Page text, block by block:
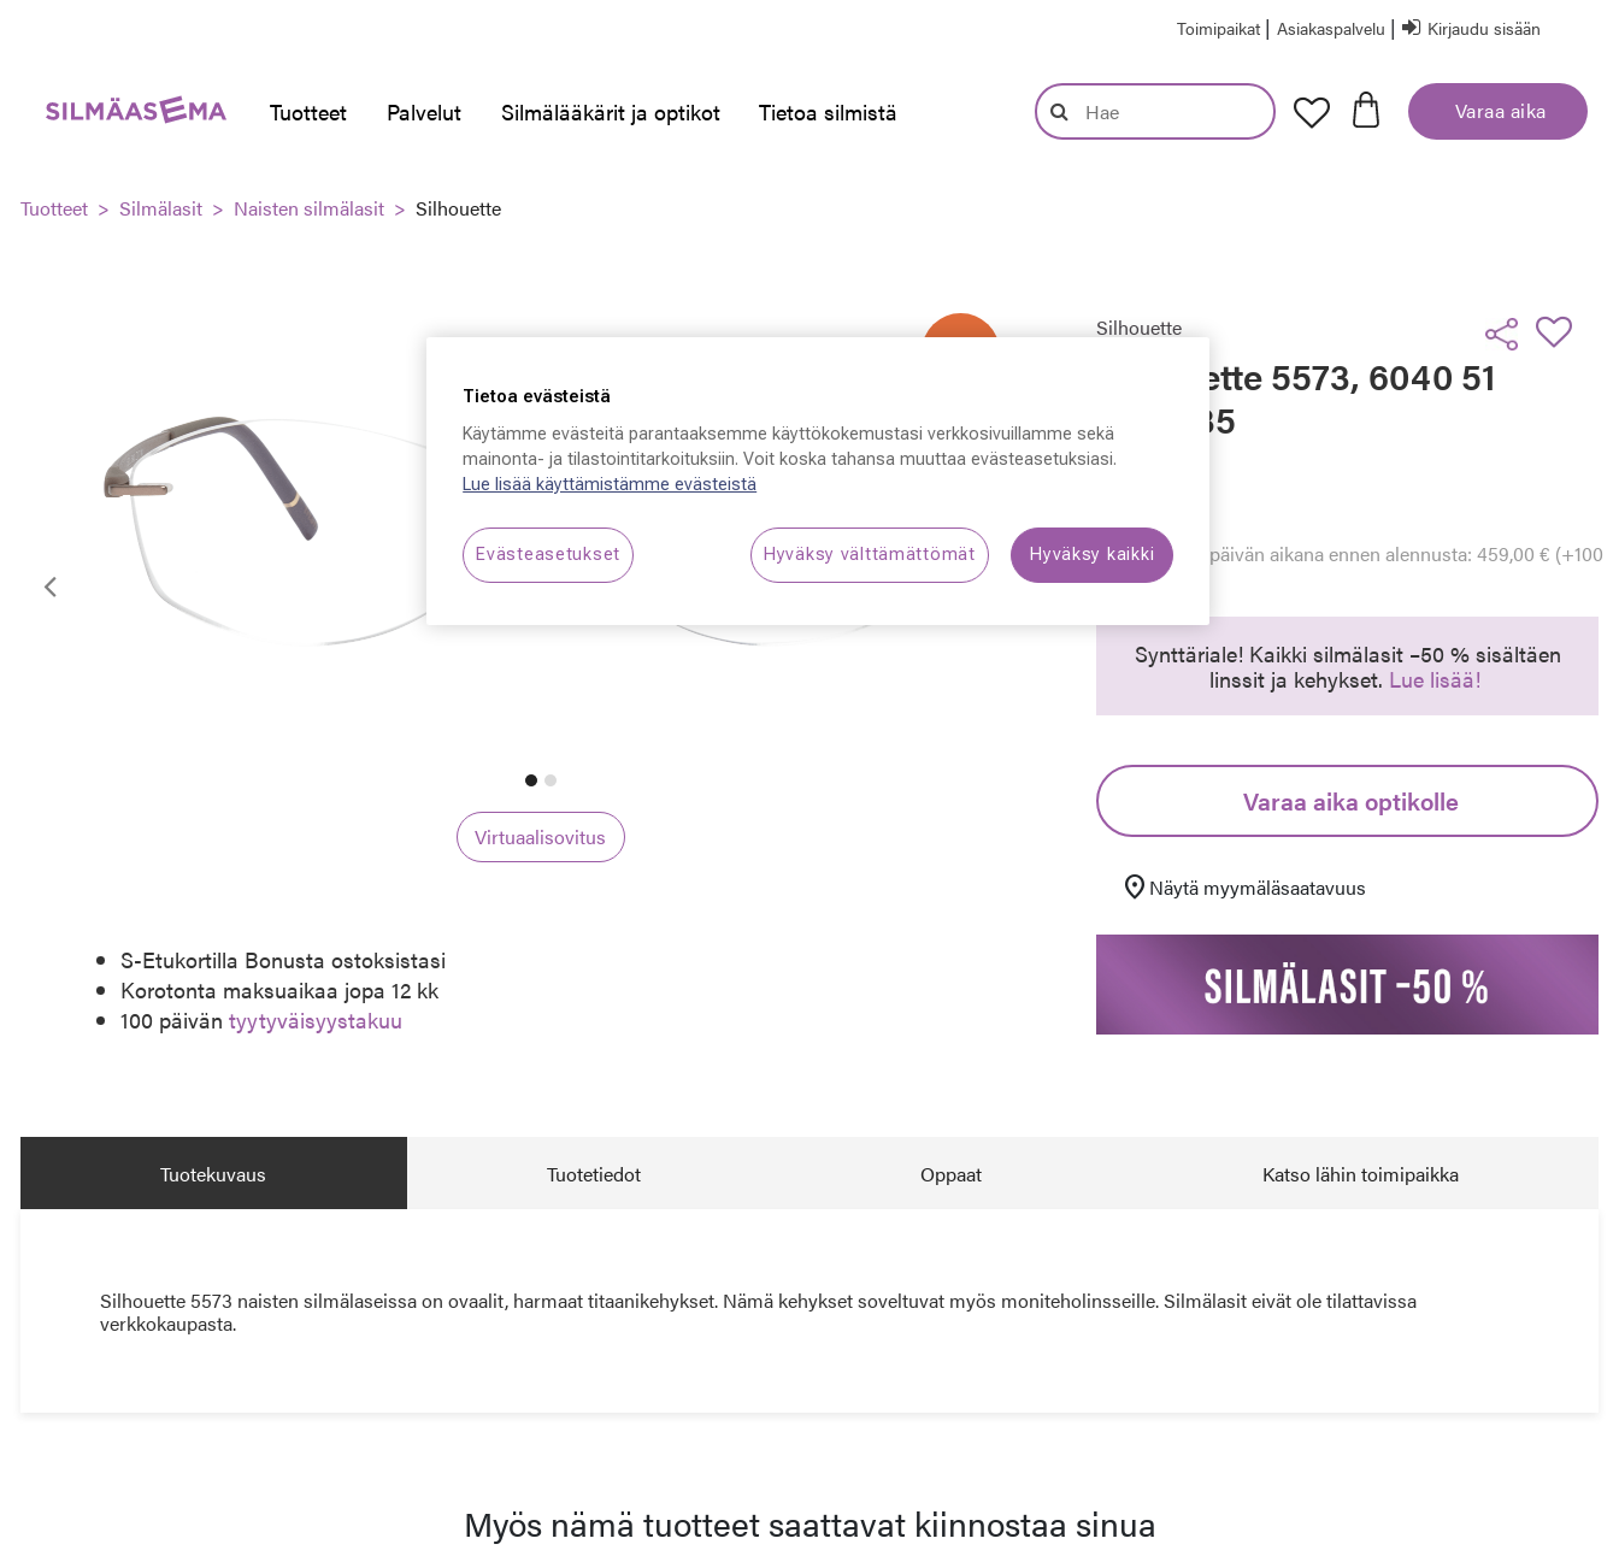
Toimipaikat | Asiakaspalvelu | Kirjaudu sisään
Tuotteet Palvelut Silmälääkärit ja optikot Tietoa silmistä Varaa aika
Tuotteet Silmälasit Naisten silmälasit Silhouette
Edellinen
Virtuaalisovitus
S-Etukortilla Bonusta ostoksistasi
Korotonta maksuaikaa jopa 12 kk
100 päiväntyytyväisyystakuu
Silhouette
Silhouette 5573, 6040 51
- 17 - 135
459,00 €
Alin hinta 30 päivän aikana ennen alennusta: 459,00 € (+100
%)
Synttäriale! Kaikki silmälasit –50 % sisältäen
linssit ja kehykset. Lue lisää!
Varaa aika optikolle
location_on Näytä myymäläsaatavuus
Tuotekuvaus Tuotetiedot Oppaat Katso lähin toimipaikka
Silhouette 5573 naisten silmälaseissa on ovaalit, harmaat titaanikehykset. Nämä kehykset soveltuvat myös moniteholinsseille. Silmälasit eivät ole tilattavissa
verkkokaupasta.
Myös nämä tuotteet saattavat kiinnostaa sinua
Tietoa evästeistä
Käytämme evästeitä parantaaksemme käyttökokemustasi verkkosivuillamme sekä
mainonta- ja tilastointitarkoituksiin. Voit koska tahansa muuttaa evästeasetuksiasi.
Lue lisää käyttämistämme evästeistä
Evästeasetukset Hyväksy välttämättömät Hyväksy kaikki